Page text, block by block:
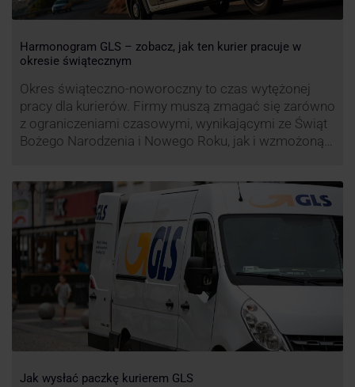
Harmonogram GLS – zobacz, jak ten kurier pracuje w
okresie świątecznym
Okres świąteczno-noworoczny to czas wytężonej
pracy dla kurierów. Firmy muszą zmagać się zarówno
z ograniczeniami czasowymi, wynikającymi ze Świąt
Bożego Narodzenia i Nowego Roku, jak i wzmożoną
firm. Zobacz harmonogram GLS na czas świąteczny!
Jak wysłać paczkę kurierem GLS